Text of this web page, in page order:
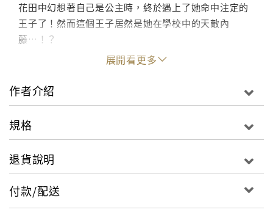
花田中幻想著自己是公主時，終於遇上了她命中注定的
王子了！然而這個王子居然是她在學校中的天敵內
藤…！？
展開看更多
作者介紹
規格
退貨說明
付款/配送